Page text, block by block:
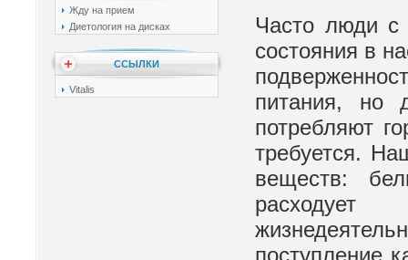
Жду на прием
Диетология на дисках
ССЫЛКИ
Vitalis
Часто люди с
состояния в
питания, но
потребляют
требуется.
веществ:
поступление